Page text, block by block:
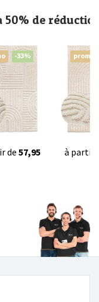
50% de
-33%
de 57,95
promo
à partir